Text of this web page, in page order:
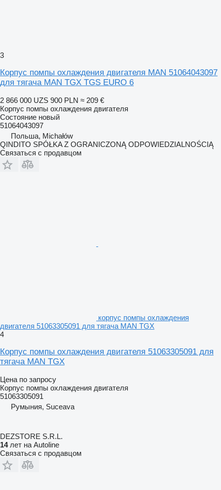
3
Корпус помпы охлаждения двигателя MAN 51064043097
для тягача MAN TGX TGS EURO 6
2 866 000 UZS 900 PLN ≈ 209 €
Корпус помпы охлаждения двигателя
Состояние новый
51064043097
Польша, Michałów
QINDITO SPÓŁKA Z OGRANICZONĄ ODPOWIEDZIALNOŚCIĄ
Связаться с продавцом
корпус помпы охлаждения
двигателя 51063305091 для тягача MAN TGX
4
Корпус помпы охлаждения двигателя 51063305091 для
тягача MAN TGX
Цена по запросу
Корпус помпы охлаждения двигателя
51063305091
Румыния, Suceava
DEZSTORE S.R.L.
14лет на Autoline
Связаться с продавцом